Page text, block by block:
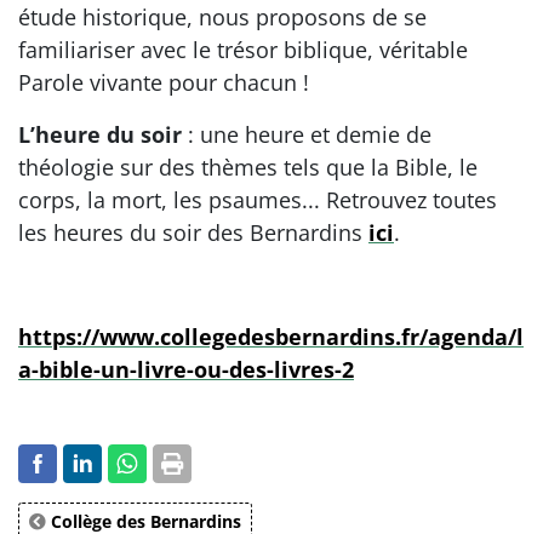
étude historique, nous proposons de se
familiariser avec le trésor biblique, véritable
Parole vivante pour chacun !
L’heure du soir : une heure et demie de
théologie sur des thèmes tels que la Bible, le
corps, la mort, les psaumes... Retrouvez toutes
les heures du soir des Bernardins ici.
https://www.collegedesbernardins.fr/agenda/l
a-bible-un-livre-ou-des-livres-2
Collège des Bernardins